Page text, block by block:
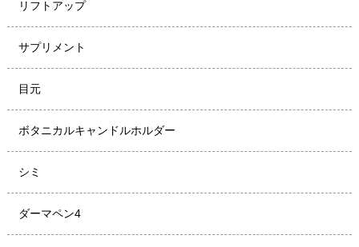
リフトアップ
サプリメント
目元
ボタニカルキャンドルホルダー
シミ
ダーマペン4